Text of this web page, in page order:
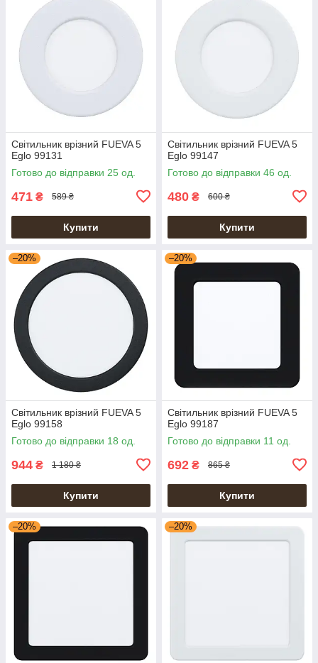
Світильник врізний FUEVA 5
Eglo 99131
Готово до відправки 25 од.
471 ₴ 589 ₴
Купити
Світильник врізний FUEVA 5
Eglo 99147
Готово до відправки 46 од.
480 ₴ 600 ₴
Купити
–20%
Світильник врізний FUEVA 5
Eglo 99158
Готово до відправки 18 од.
944 ₴ 1 180 ₴
Купити
–20%
Світильник врізний FUEVA 5
Eglo 99187
Готово до відправки 11 од.
692 ₴ 865 ₴
Купити
–20% –20%